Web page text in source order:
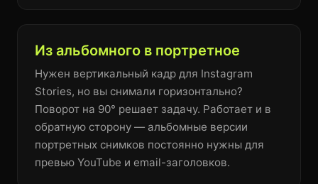
Из альбомного в портретное
Нужен вертикальный кадр для Instagram
Stories, но вы снимали горизонтально?
Поворот на 90° решает задачу. Работает и в
обратную сторону — альбомные версии
портретных снимков постоянно нужны для
превью YouTube и email-заголовков.